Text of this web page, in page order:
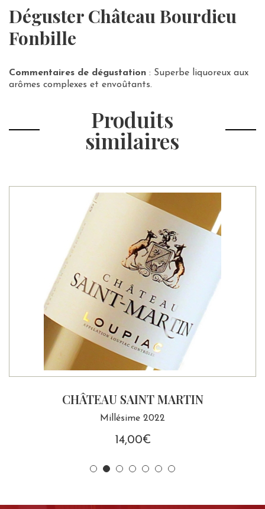
Déguster Château Bourdieu
Fonbille
Commentaires de dégustation : Superbe liquoreux aux
arômes complexes et envoûtants.
Produits
similaires
CHÂTEAU SAINT MARTIN
Millésime 2022
14,00€